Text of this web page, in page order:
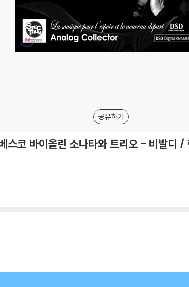
공유하기
코 바이올린 소나타와 트리오 - 비발